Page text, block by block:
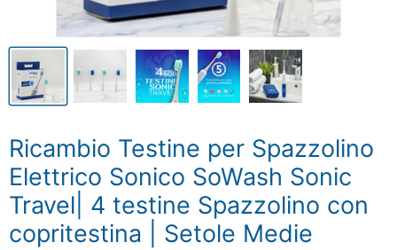
Ricambio Testine per Spazzolino
Elettrico Sonico SoWash Sonic
Travel| 4 testine Spazzolino con
copritestina | Setole Medie